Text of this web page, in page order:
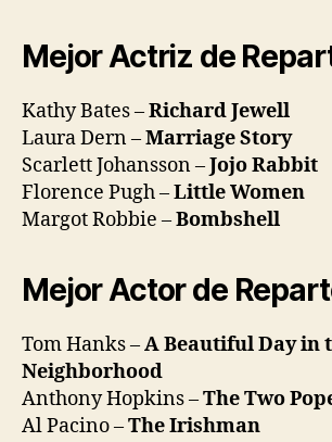
Mejor Actriz de
Kathy Bates –Richard Jewell
Laura Dern –Marriage Story
Scarlett Johansson –Jojo Rabbit
Florence Pugh –Little Women
Margot Robbie –Bombshell
Mejor Actor de
Tom Hanks –A Beautiful Day in
Neighborhood
Anthony Hopkins –The Two
Al Pacino –The Irishman